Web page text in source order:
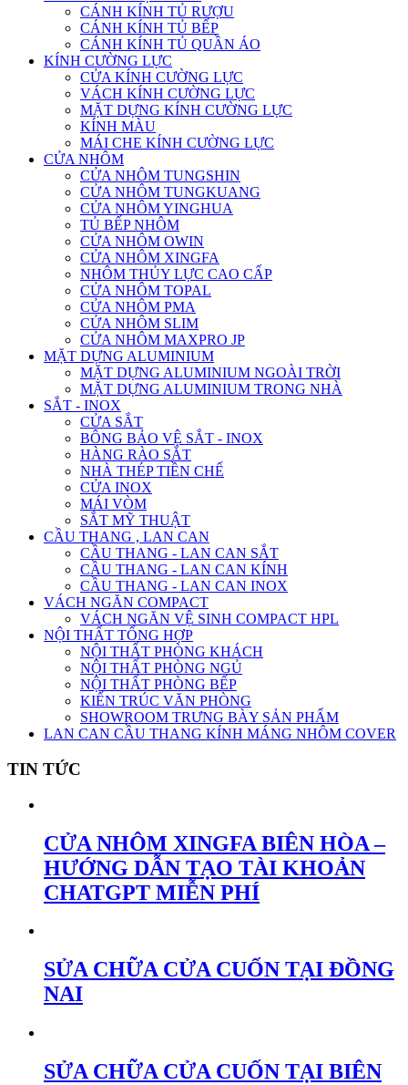
CÁNH KÍNH TỦ RƯỢU
CÁNH KÍNH TỦ BẾP
CÁNH KÍNH TỦ QUẦN ÁO
KÍNH CƯỜNG LỰC
CỬA KÍNH CƯỜNG LỰC
VÁCH KÍNH CƯỜNG LỰC
MẶT DỰNG KÍNH CƯỜNG LỰC
KÍNH MÀU
MÁI CHE KÍNH CƯỜNG LỰC
CỬA NHÔM
CỬA NHÔM TUNGSHIN
CỬA NHÔM TUNGKUANG
CỬA NHÔM YINGHUA
TỦ BẾP NHÔM
CỬA NHÔM OWIN
CỬA NHÔM XINGFA
NHÔM THỦY LỰC CAO CẤP
CỬA NHÔM TOPAL
CỬA NHÔM PMA
CỬA NHÔM SLIM
CỬA NHÔM MAXPRO JP
MẶT DỰNG ALUMINIUM
MẶT DỰNG ALUMINIUM NGOÀI TRỜI
MẶT DỰNG ALUMINIUM TRONG NHÀ
SẮT - INOX
CỬA SẮT
BÔNG BẢO VỆ SẮT - INOX
HÀNG RÀO SẮT
NHÀ THÉP TIỀN CHẾ
CỬA INOX
MÁI VÒM
SẮT MỸ THUẬT
CẦU THANG , LAN CAN
CẦU THANG - LAN CAN SẮT
CẦU THANG - LAN CAN KÍNH
CẦU THANG - LAN CAN INOX
VÁCH NGĂN COMPACT
VÁCH NGĂN VỆ SINH COMPACT HPL
NỘI THẤT TỔNG HỢP
NỘI THẤT PHÒNG KHÁCH
NỘI THẤT PHÒNG NGỦ
NỘI THẤT PHÒNG BẾP
KIẾN TRÚC VĂN PHÒNG
SHOWROOM TRƯNG BÀY SẢN PHẨM
LAN CAN CẦU THANG KÍNH MÁNG NHÔM COVER
TIN TỨC
CỬA NHÔM XINGFA BIÊN HÒA –
HƯỚNG DẪN TẠO TÀI KHOẢN
CHATGPT MIỄN PHÍ
SỬA CHỮA CỬA CUỐN TẠI ĐỒNG
NAI
SỬA CHỮA CỬA CUỐN TẠI BIÊN